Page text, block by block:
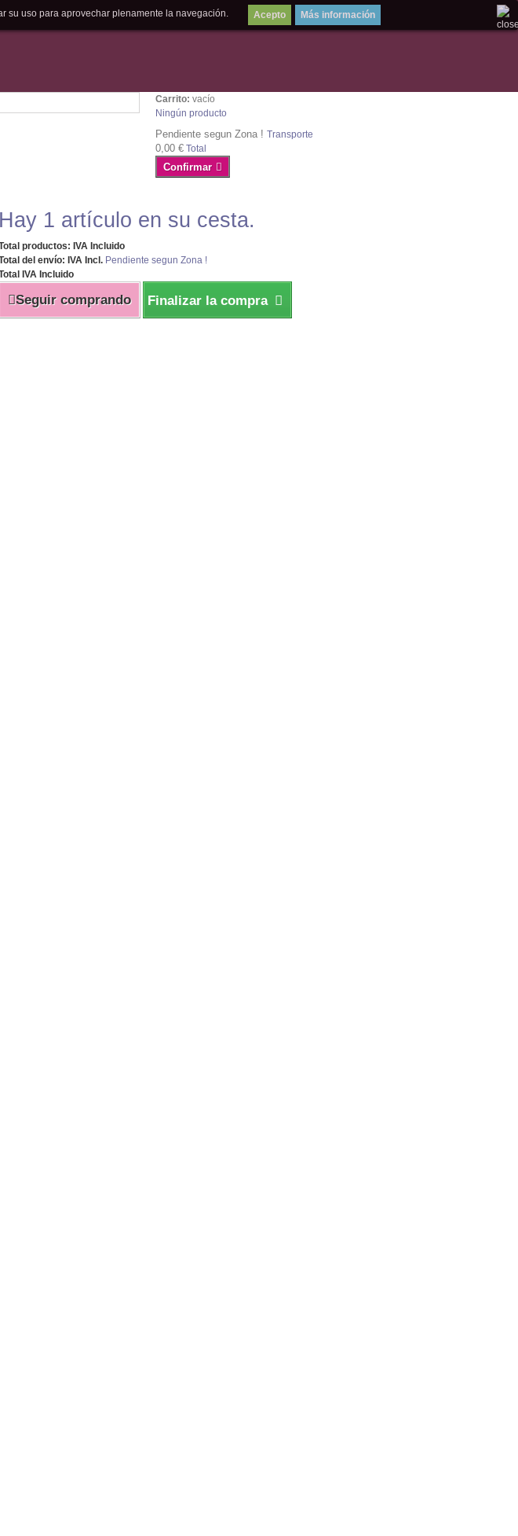
Carrito: vacío
Ningún producto
Pendiente segun Zona !Transporte
0,00 € Total
Confirmar
Hay 1 artículo en su cesta.
productos: IVA Incluido
del envío: IVA Incl. Pendiente segun Zona !
IVA Incluido
Seguir comprando Finalizar la compra
su uso para aprovechar plenamente la navegación. Más información